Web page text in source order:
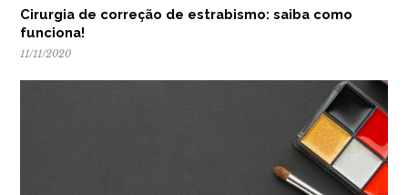
Cirurgia de correção de estrabismo: saiba como
funciona!
11/11/2020